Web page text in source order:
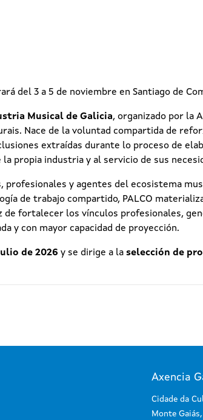
del 3 a 5 de noviembre en Santiago de
Musical de Galicia, organizado por la
Nace de la voluntad compartida de
extraídas durante lo proceso de
propia industria y al servicio de sus
y agentes del ecosistema
de trabajo compartido, PALCO
fortalecer los vínculos profesionales,
y con mayor capacidad de proyección.
de 2026 y se dirige a la selección de
Axencia
Cidade da
Monte